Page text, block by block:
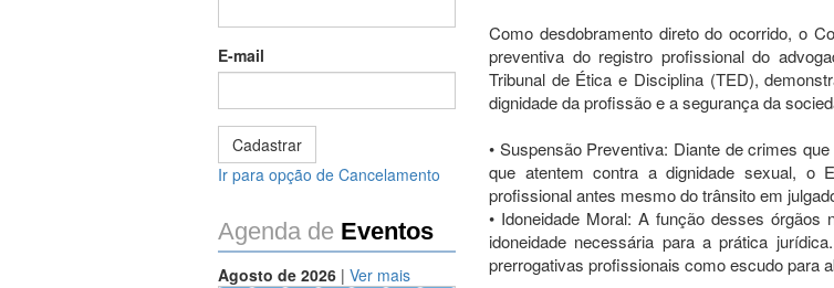
E-mail
Ir para opção de Cancelamento
Agenda de Eventos
Agosto de 2026 | Ver mais
Como desdobramento direto do ocorrido, o
preventiva do registro profissional do
Tribunal de Ética e Disciplina (TED),
dignidade da profissão e a segurança da
• Suspensão Preventiva: Diante de crimes
que atentem contra a dignidade sexual, o
profissional antes mesmo do trânsito em
• Idoneidade Moral: A função desses
idoneidade necessária para a prática
prerrogativas profissionais como escudo para